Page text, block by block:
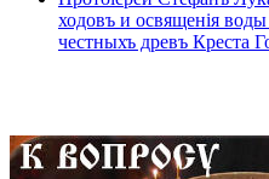
ходовъ и освященія
честныхъ древъ Креста